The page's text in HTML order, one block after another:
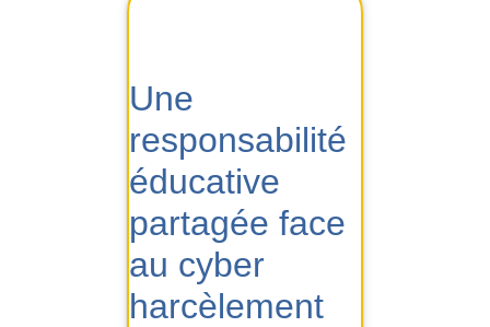
Une
responsabilité
éducative
partagée face
au cyber
harcèlement